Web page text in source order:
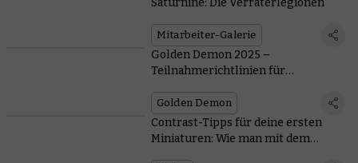
Saturnine: Die Verräterlegionen
Mitarbeiter-Galerie
Golden Demon 2025 –
Teilnahmerichtlinien für
die SPIEL Essen
Golden Demon
Contrast-Tipps für deine ersten
Miniaturen: Wie man mit dem